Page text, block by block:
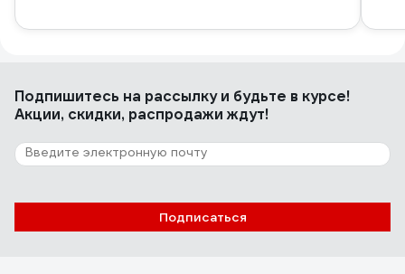
Подпишитесь на рассылкуи будьте в курсе!
Акции, скидки, распродажи ждут!
Подписаться